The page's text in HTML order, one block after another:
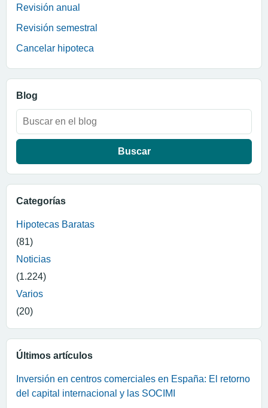
Revisión anual
Revisión semestral
Cancelar hipoteca
Blog
Buscar:
Categorías
Hipotecas Baratas
(81)
Noticias
(1.224)
Varios
(20)
Últimos artículos
Inversión en centros comerciales en España: El retorno
del capital internacional y las SOCIMI